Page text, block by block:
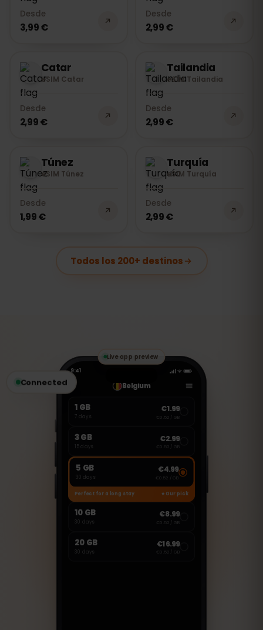
Desde
3,99 €
Desde
2,99 €
Catar
eSIM Catar
Desde
2,99 €
Tailandia
eSIM Tailandia
Desde
2,99 €
Túnez
eSIM Túnez
Desde
1,99 €
Turquía
eSIM Turquía
Desde
2,99 €
Todos los 200+ destinos